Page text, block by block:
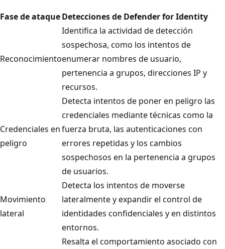
Fase de ataqueDetecciones de Defender for Identity
Reconocimiento
Identifica la actividad de detección
sospechosa, como los intentos de
enumerar nombres de usuario,
pertenencia a grupos, direcciones IP y
recursos.
Credenciales en
peligro
Detecta intentos de poner en peligro las
credenciales mediante técnicas como la
fuerza bruta, las autenticaciones con
errores repetidas y los cambios
sospechosos en la pertenencia a grupos
de usuarios.
Movimiento
lateral
Detecta los intentos de moverse
lateralmente y expandir el control de
identidades confidenciales y en distintos
entornos.
Resalta el comportamiento asociado con